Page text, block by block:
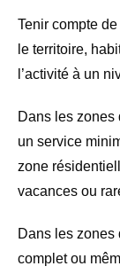
Tenir compte
le territoire,
l’activité à un
Dans les zones
un service
zone
vacances ou
Dans les zones
complet ou